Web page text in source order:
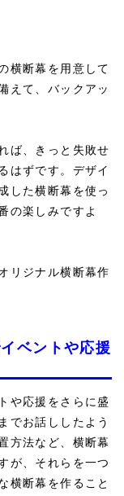
横断幕を用意して
えて、バックアッ
ば、きっと失敗せ
はずです。デザイ
した横断幕を使っ
の楽しみですよ
リジナル横断幕作
ベントや応援
や応援をさらに盛
でお話ししたよう
方法など、横断幕
が、それらを一つ
横断幕を作ること